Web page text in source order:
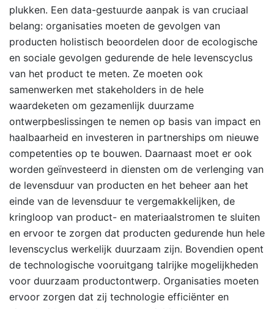
plukken. Een data-gestuurde aanpak is van cruciaal
belang: organisaties moeten de gevolgen van
producten holistisch beoordelen door de ecologische
en sociale gevolgen gedurende de hele levenscyclus
van het product te meten. Ze moeten ook
samenwerken met stakeholders in de hele
waardeketen om gezamenlijk duurzame
ontwerpbeslissingen te nemen op basis van impact en
haalbaarheid en investeren in partnerships om nieuwe
competenties op te bouwen. Daarnaast moet er ook
worden geïnvesteerd in diensten om de verlenging van
de levensduur van producten en het beheer aan het
einde van de levensduur te vergemakkelijken, de
kringloop van product- en materiaalstromen te sluiten
en ervoor te zorgen dat producten gedurende hun hele
levenscyclus werkelijk duurzaam zijn. Bovendien opent
de technologische vooruitgang talrijke mogelijkheden
voor duurzaam productontwerp. Organisaties moeten
ervoor zorgen dat zij technologie efficiënter en